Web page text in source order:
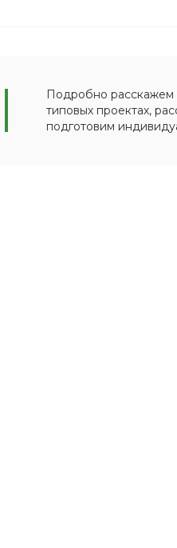
Подробно расскажем
типовых проектах,
подготовим